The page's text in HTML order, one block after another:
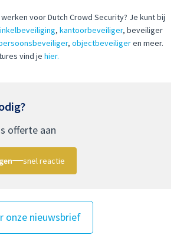
voor Dutch Crowd Security? Je kunt bij
, kantoorbeveiliger, beveiliger
, objectbeveiligeren meer.
vind je hier.
offerte aan
snel reactie
onze nieuwsbrief